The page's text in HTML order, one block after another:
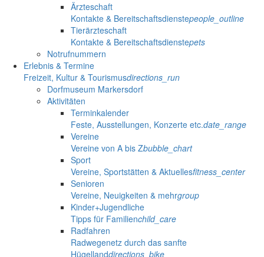
Ärzteschaft
Kontakte & Bereitschaftsdienstepeople_outline
Tierärzteschaft
Kontakte & Bereitschaftsdienstepets
Notrufnummern
Erlebnis & Termine
Freizeit, Kultur & Tourismusdirections_run
Dorfmuseum Markersdorf
Aktivitäten
Terminkalender
Feste, Ausstellungen, Konzerte etc.date_range
Vereine
Vereine von A bis Zbubble_chart
Sport
Vereine, Sportstätten & Aktuellesfitness_center
Senioren
Vereine, Neuigkeiten & mehrgroup
Kinder+Jugendliche
Tipps für Familienchild_care
Radfahren
Radwegenetz durch das sanfte
Hügellanddirections_bike